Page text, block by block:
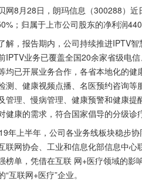
网8月28日，朗玛信息（300288）
；归属于上市公司股东的净利润
解，报告期内，公司持续推进IPTV
IPTV业务已覆盖全国20余家省级电
均已开展业务合作，各省本地化的
测、健康视频点播、名医预约咨询
管理、慢病管理、健康预警和健康
健康的需求，符合国家倡导的分级诊
年上半年，公司各业务线板块稳步
联网协会、工业和信息化部信息中
榜单，凭借在互联 网+医疗领域的影
“互联网+医疗”企业。